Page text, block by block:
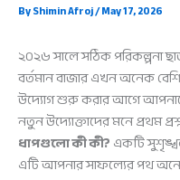
ByShimin Afroj/May 17, 2026
২০২৬ সালে সঠিক পরিকল্পনা
বর্তমান বাজার এখন অনেক
উদ্যোগ শুরু করার আগে
নতুন উদ্যোক্তাদের মনে প্রথম
ধাপগুলো কী কী?একটি
এটি আপনার সাফল্যের পথ